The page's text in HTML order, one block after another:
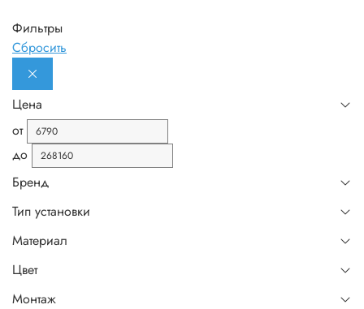
Фильтры
Сбросить
Цена
от
до
Бренд
Тип установки
Материал
Цвет
Монтаж